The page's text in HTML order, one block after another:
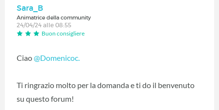
Sara_B
Animatrice della community
24/04/24 alle 08:55
Buon consigliere
Ciao@Domenicoc.
Ti ringrazio molto per la domanda e ti do il benvenuto
su questo forum!